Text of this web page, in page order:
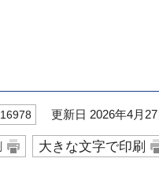
更新日 2026年4月27
大きな文字で印刷